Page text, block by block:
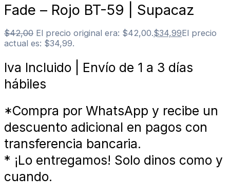
Fade – Rojo BT-59 | Supacaz
$42,00 El precio original era: $42,00.$34,99El precio
actual es: $34,99.
Iva Incluido | Envío de 1 a 3 días
hábiles
*Compra por WhatsApp y recibe un
descuento adicional en pagos con
transferencia bancaria.
* ¡Lo entregamos! Solo dinos como y
cuando.